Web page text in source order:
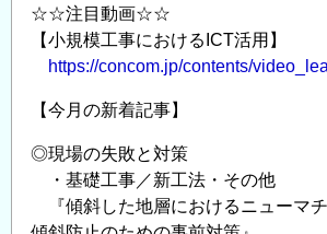
☆☆注目動画☆☆
【小規模工事におけるICT活用】
https://concom.jp/contents/
【今月の新着記事】
◎現場の失敗と対策
・基礎工事／新工法・その他
『傾斜した地層におけるニューマ